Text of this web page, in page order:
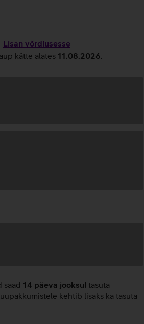
Lisan võrdlusesse
kätte alates 11.08.2026
saad 14 päeva jooksul tasuta
kehtib lisaks ka tasuta